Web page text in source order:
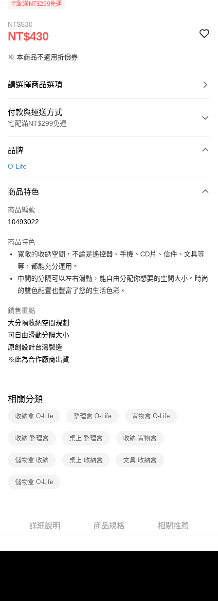
宅配滿NT$299免運
NT$530
NT$430
※ 本商品不適用折價券
請選擇商品選項
付款與運送方式
宅配滿NT$299免運
信用卡一次付款
Apple Pay
悠遊付
全盈+PAY
大哥付你分期
相關說明
【大哥付你分期使用說明】
1.本服務由台灣大哥大提供，台灣大哥大用戶可立即使用無須另外申請。
流程，驗證手機門號後，選擇欲分期的期數、繳款截止日，確認付款後即完
成交易。
3.實際核准額度、可分期數及費用金額請依後續交易確認頁面所載為準。
4.訂單成立30分鐘內，如未前往確認交易或遇審核未通過，訂單將自動取
消。如遇「轉專審核」未通過狀況，表示未達大哥付你分期系統評分，恕無
法說明評估內容。
帳／街口支付／iPASS MONEY」等通路繳費。
【注意事項】
用戶於交易時，得透過本服務購買商品或服務，並由商店將買賣／分期付款
資料（包含姓名、電話或地址）提供予台灣大哥大進項蒐集、處理及利用，
3.完整用戶服務條款，請詳閱以下連結：
ATM付款
運送方式
宅配【父親節大回饋】限時$299免運
每筆NT$150，滿NT$299(含以上)免運費
品牌
O-Life
商品特色
商品編號
10493022
商品特色
寬敞的收納空間，不論是遙控器、手機、CD片、信件、文具等
等，都能充分運用。
中間的分隔可以左右滑動，能自由分配你想要的空間大小。時尚
的雙色配置也豐富了您的生活色彩。
銷售重點
大分隔收納空間規劃
可自由滑動分隔大小
原創設計台灣製造
※此為合作廠商出貨
相關分類
收納盒 O-Life 整理盒 O-Life 置物盒 O-Life
收納 整理盒 桌上 整理盒 收納 置物盒
儲物盒 收納 桌上 收納盒 文具 收納盒
儲物盒 O-Life
詳細說明 商品規格 相關推薦